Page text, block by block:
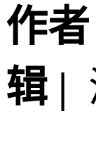
作者
辑 |